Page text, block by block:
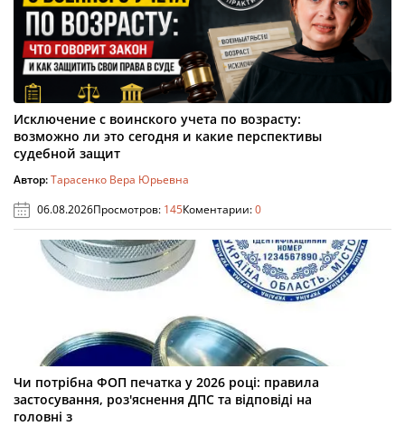
Исключение с воинского учета по возрасту:
возможно ли это сегодня и какие перспективы
судебной защит
Автор:Тарасенко Вера Юрьевна
06.08.2026Просмотров: 145Коментарии:0
Чи потрібна ФОП печатка у 2026 році: правила
застосування, роз'яснення ДПС та відповіді на
головні з